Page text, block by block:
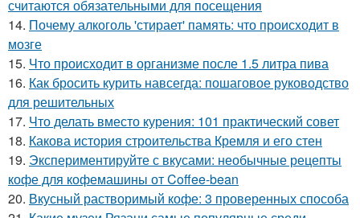
считаются обязательными для посещения
14. Почему алкоголь 'стирает' память: что происходит в
мозге
15. Что происходит в организме после 1.5 литра пива
16. Как бросить курить навсегда: пошаговое руководство
для решительных
17. Что делать вместо курения: 101 практический совет
18. Какова история строительства Кремля и его стен
19. Экспериментируйте с вкусами: необычные рецепты
кофе для кофемашины от Coffee-bean
20. Вкусный растворимый кофе: 3 проверенных способа